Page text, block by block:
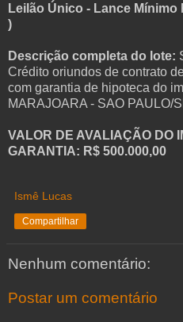
Leilão Único - Lance Mínimo
)
Descrição completa do lote:
Crédito oriundos de contrato
com garantia de hipoteca do
MARAJOARA - SAO PAULO/
VALOR DE AVALIAÇÃO DO
GARANTIA: R$ 500.000,00
Ismê Lucas
Compartilhar
Nenhum comentário:
Postar um comentário